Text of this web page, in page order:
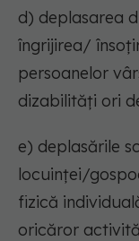
d) deplasarea
îngrijirea/
persoanelor
dizabilități ori
e) deplasările
locuinței/
fizică
oricăror